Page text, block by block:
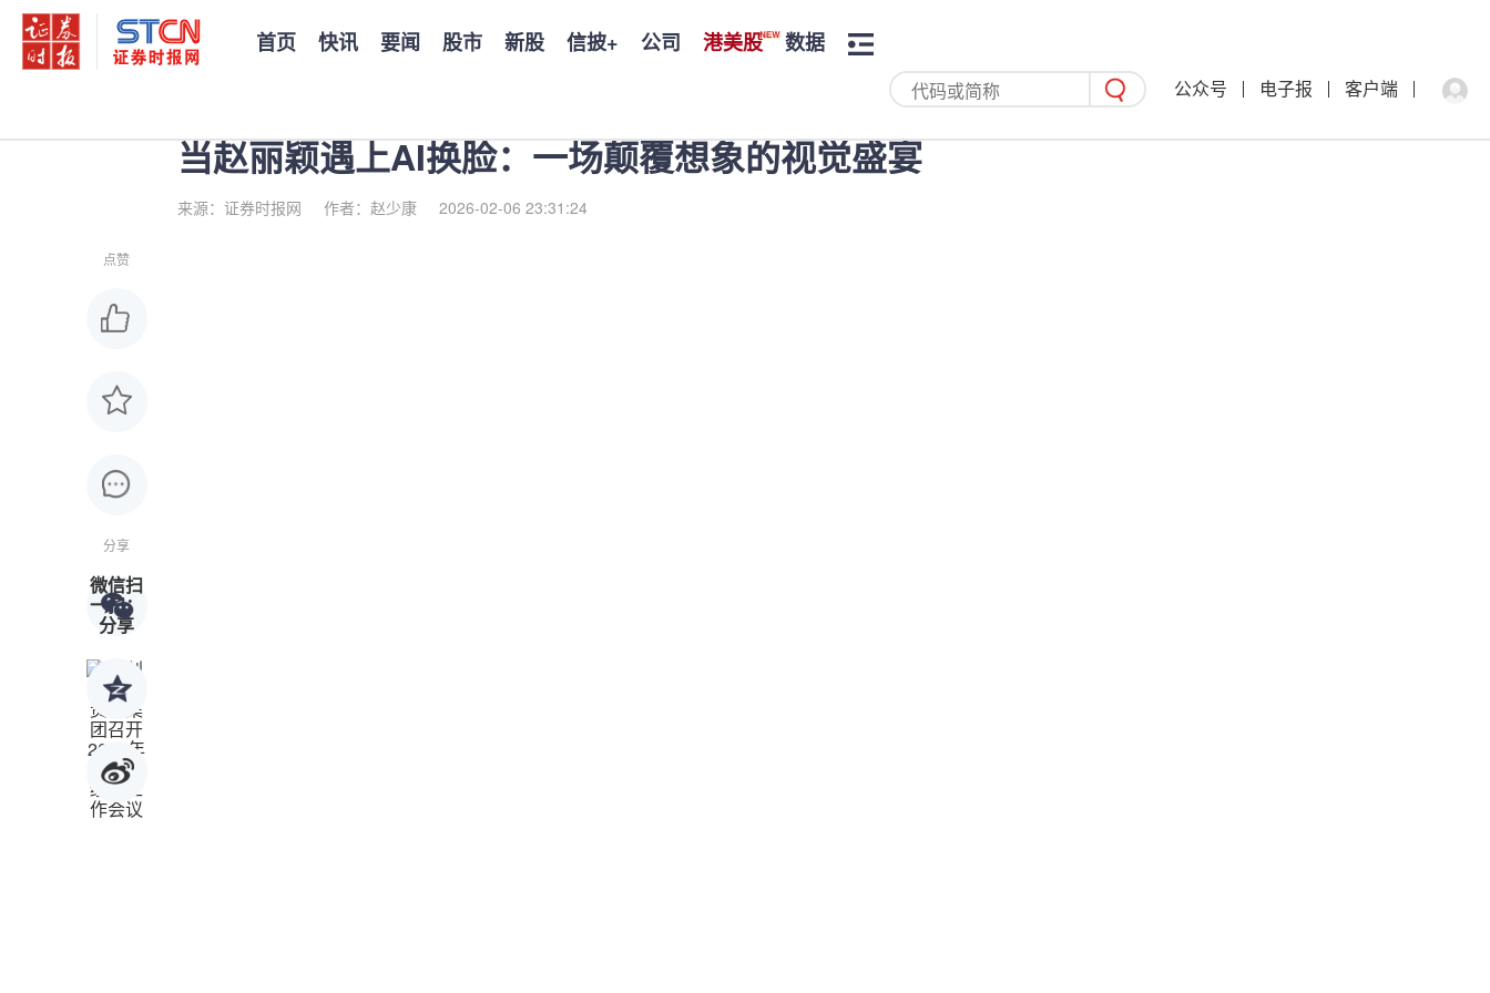
首页 快讯 要闻 股市 新股 信披+ 公司 港美股 数据
公众号 电子报 客户端
当赵丽颖遇上AI换脸：一场颠覆想象的视觉盛宴
来源：证券时报网 作者：赵少康 2026-02-06 23:31:24
点赞
分享
微信扫
一扫：
分享